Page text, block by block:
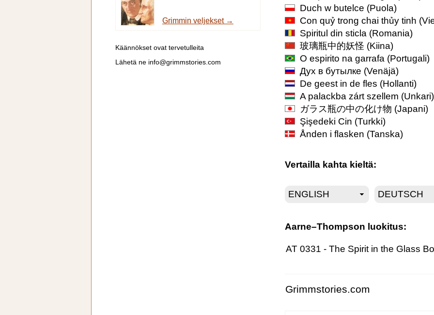
Grimmin veljekset →
Käännökset ovat tervetulleita
Lähetä ne info@grimmstories.com
Duch w butelce (Puola)
Con quỷ trong chai thủy tinh
Spiritul din sticla (Romania)
玻璃瓶中的妖怪 (Kiina)
O espirito na garrafa (Portugali)
Дух в бутылке (Venäjä)
De geest in de fles (Hollanti)
A palackba zárt szellem (Unkari)
ガラス瓶の中の化け物 (Japani)
Şişedeki Cin (Turkki)
Ånden i flasken (Tanska)
Vertailla kahta kieltä:
Aarne–Thompson luokitus:
AT 0331 - The Spirit in the Glass
Grimmstories.com